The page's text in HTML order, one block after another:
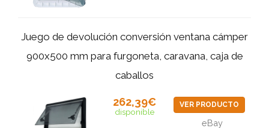
Juego de devolución conversión ventana cámper
900x500 mm para furgoneta, caravana, caja de
caballos
262,39€
disponible
VER PRODUCTO
eBay